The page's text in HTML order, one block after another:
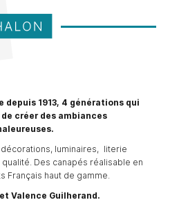
depuis 1913, 4 générations qui
créer des ambiances
luminaires, literie
Des canapés réalisable en
Français haut de gamme.
Valence Guilherand.